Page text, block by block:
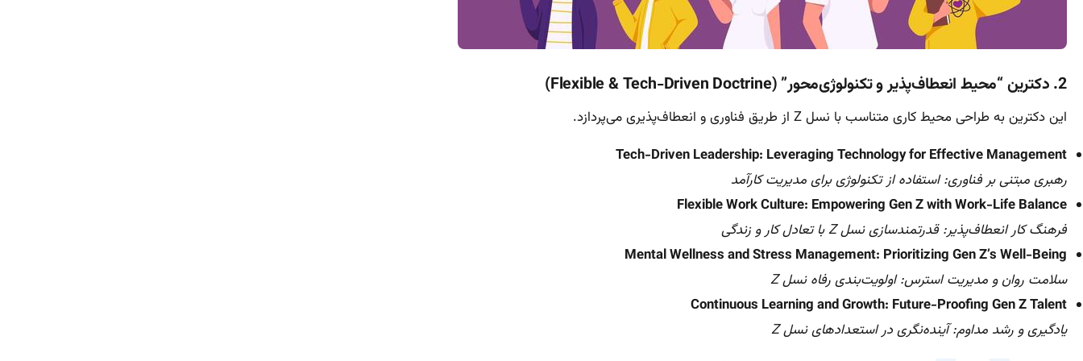
2. دکترین “محیط انعطاف‌پذیر و تکنولوژی‌محور” (Flexible & Tech-Driven Doctrine)
این دکترین به طراحی محیط کاری متناسب با نسل Z از طریق فناوری و انعطاف‌پذیری می‌پردازد.
Tech-Driven Leadership: Leveraging Technology for Effective Management
رهبری مبتنی بر فناوری: استفاده از تکنولوژی برای مدیریت کارآمد
Flexible Work Culture: Empowering Gen Z with Work-Life Balance
فرهنگ کار انعطاف‌پذیر: قدرتمندسازی نسل Z با تعادل کار و زندگی
Mental Wellness and Stress Management: Prioritizing Gen Z’s Well-Being
سلامت روان و مدیریت استرس: اولویت‌بندی رفاه نسل Z
Continuous Learning and Growth: Future-Proofing Gen Z Talent
یادگیری و رشد مداوم: آینده‌نگری در استعدادهای نسل Z